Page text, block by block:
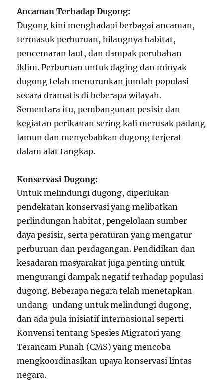
Ancaman Terhadap Dugong:
Dugong kini menghadapi berbagai ancaman,
termasuk perburuan, hilangnya habitat,
pencemaran laut, dan dampak perubahan
iklim. Perburuan untuk daging dan minyak
dugong telah menurunkan jumlah populasi
secara dramatis di beberapa wilayah.
Sementara itu, pembangunan pesisir dan
kegiatan perikanan sering kali merusak padang
lamun dan menyebabkan dugong terjerat
dalam alat tangkap.
Konservasi Dugong:
Untuk melindungi dugong, diperlukan
pendekatan konservasi yang melibatkan
perlindungan habitat, pengelolaan sumber
daya pesisir, serta peraturan yang mengatur
perburuan dan perdagangan. Pendidikan dan
kesadaran masyarakat juga penting untuk
mengurangi dampak negatif terhadap populasi
dugong. Beberapa negara telah menetapkan
undang-undang untuk melindungi dugong,
dan ada pula inisiatif internasional seperti
Konvensi tentang Spesies Migratori yang
Terancam Punah (CMS) yang mencoba
mengkoordinasikan upaya konservasi lintas
negara.